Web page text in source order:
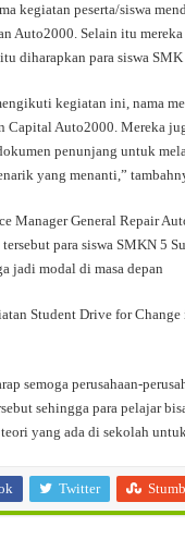
kegiatan peserta/siswa
Auto2000. Selain itu
diharapkan para siswa
kegiatan ini, nama
Capital Auto2000. Mereka
penunjang untuk
yang menanti,”
Manager General Repair
para siswa SMKN 5
jadi modal di masa depan
Student Drive for
semoga perusahaan-
sehingga para pelajar
yang ada di sekolah
Twitter